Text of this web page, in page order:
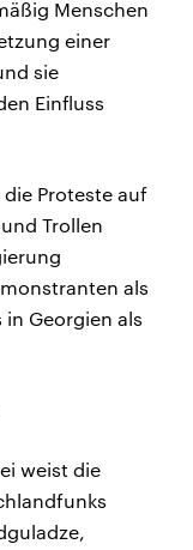
Menschen
einer
sie
Einfluss
Proteste auf
Trollen
als
in Georgien als
weist die